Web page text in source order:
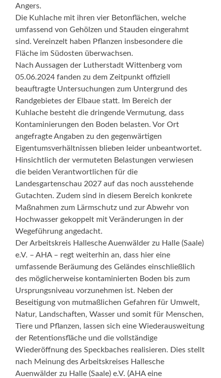
Angers.
Die Kuhlache mit ihren vier Betonflächen, welche
umfassend von Gehölzen und Stauden eingerahmt
sind. Vereinzelt haben Pflanzen insbesondere die
Fläche im Südosten überwachsen.
Nach Aussagen der Lutherstadt Wittenberg vom
05.06.2024 fanden zu dem Zeitpunkt offiziell
beauftragte Untersuchungen zum Untergrund des
Randgebietes der Elbaue statt. Im Bereich der
Kuhlache besteht die dringende Vermutung, dass
Kontaminierungen den Boden belasten. Vor Ort
angefragte Angaben zu den gegenwärtigen
Eigentumsverhältnissen blieben leider unbeantwortet.
Hinsichtlich der vermuteten Belastungen verwiesen
die beiden Verantwortlichen für die
Landesgartenschau 2027 auf das noch ausstehende
Gutachten. Zudem sind in diesem Bereich konkrete
Maßnahmen zum Lärmschutz und zur Abwehr von
Hochwasser gekoppelt mit Veränderungen in der
Wegeführung angedacht.
Der Arbeitskreis Hallesche Auenwälder zu Halle (Saale)
e.V. – AHA – regt weiterhin an, dass hier eine
umfassende Beräumung des Geländes einschließlich
des möglicherweise kontaminierten Boden bis zum
Ursprungsniveau vorzunehmen ist. Neben der
Beseitigung von mutmaßlichen Gefahren für Umwelt,
Natur, Landschaften, Wasser und somit für Menschen,
Tiere und Pflanzen, lassen sich eine Wiederausweitung
der Retentionsfläche und die vollständige
Wiederöffnung des Speckbaches realisieren. Dies stellt
nach Meinung des Arbeitskreises Hallesche
Auenwälder zu Halle (Saale) e.V. (AHA eine